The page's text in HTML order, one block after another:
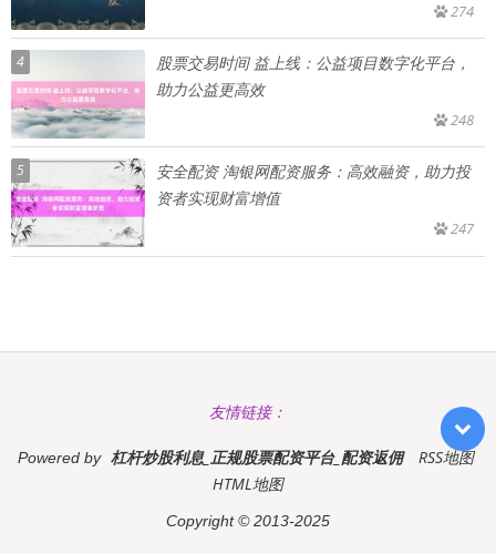
274
4
股票交易时间 益上线：公益项目数字化平台，
助力公益更高效
248
5
安全配资 淘银网配资服务：高效融资，助力投
资者实现财富增值
247
友情链接：
Powered by 杠杆炒股利息_正规股票配资平台_配资返佣
RSS地图
HTML地图
Copyright© 2013-2025